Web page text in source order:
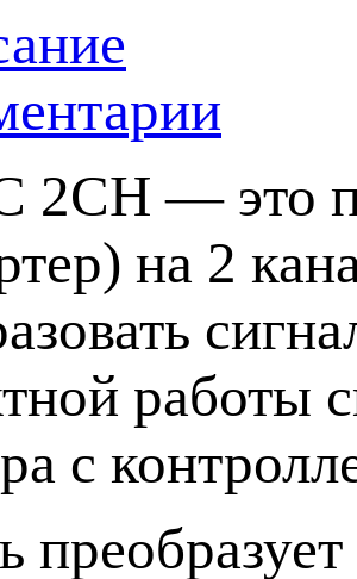
2CH — это
на 2
работы
с